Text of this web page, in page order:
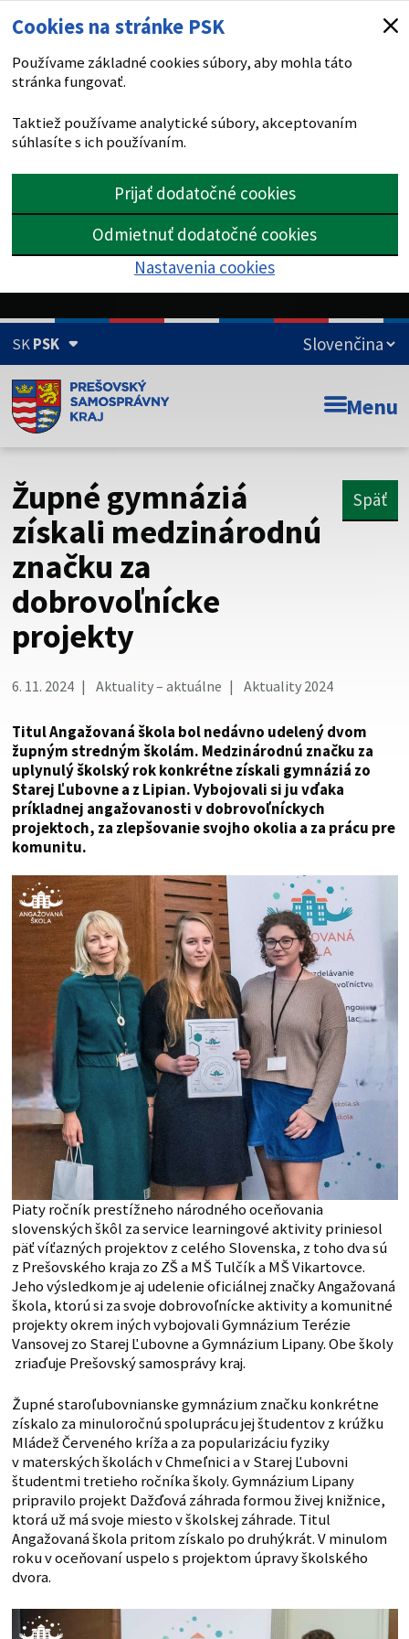
Cookies na stránke PSK
Používame základné cookies súbory, aby mohla táto
stránka fungovať.
Taktiež používame analytické súbory, akceptovaním
súhlasíte s ich používaním.
Prijať dodatočné cookies
Odmietnuť dodatočné cookies
Nastavenia cookies
SKPSK
Doména psk.sk je oficiálna
Toto je oficiálna webová stránka Prešovského
psk.sk.
Táto stránka je zabezpečená
Buďte pozorní a vždy sa uistite, že zdieľate informácie iba
cez zabezpečenú webovú stránku. Zabezpečená stránka
vždy začína https:// pred názvom domény webového sídla.
Menu
Župné gymnáziá
získali medzinárodnú
značku za
dobrovoľnícke
projekty
Späť
6. 11. 2024 Aktuality – aktuálne Aktuality 2024
Titul Angažovaná škola bol nedávno udelený dvom
župným stredným školám. Medzinárodnú značku za
uplynulý školský rok konkrétne získali gymnáziá zo
Starej Ľubovne a z Lipian. Vybojovali si ju vďaka
príkladnej angažovanosti v dobrovoľníckych
projektoch, za zlepšovanie svojho okolia a za prácu pre
komunitu.
Piaty ročník prestížneho národného oceňovania
slovenských škôl za service learningové aktivity priniesol
päť víťazných projektov z celého Slovenska, z toho dva sú
z Prešovského kraja zo ZŠ a MŠ Tulčík a MŠ Vikartovce.
Jeho výsledkom je aj udelenie oficiálnej značky Angažovaná
škola, ktorú si za svoje dobrovoľnícke aktivity a komunitné
projekty okrem iných vybojovali Gymnázium Terézie
Vansovej zo Starej Ľubovne a Gymnázium Lipany. Obe školy
zriaďuje Prešovský samosprávy kraj.
Župné staroľubovnianske gymnázium značku konkrétne
získalo za minuloročnú spoluprácu jej študentov z krúžku
Mládež Červeného kríža a za popularizáciu fyziky
v materských školách v Chmeľnici a v Starej Ľubovni
študentmi tretieho ročníka školy. Gymnázium Lipany
pripravilo projekt Dažďová záhrada formou živej knižnice,
ktorá už má svoje miesto v školskej záhrade. Titul
Angažovaná škola pritom získalo po druhýkrát. V minulom
roku v oceňovaní uspelo s projektom úpravy školského
dvora.